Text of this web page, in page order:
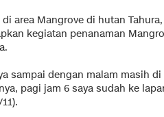
area Mangrove di hutan
kegiatan penanaman
sampai dengan malam masih di
pagi jam 6 saya sudah ke